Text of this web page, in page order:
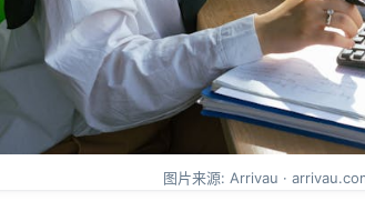
图片来源: Arrivau ·